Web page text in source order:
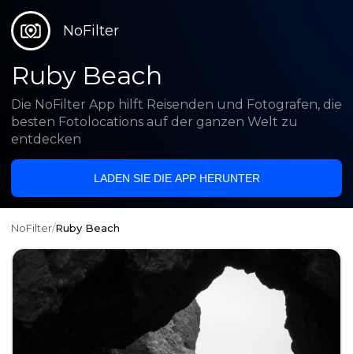
NoFilter
Ruby Beach
Die NoFilter App hilft Reisenden und Fotografen, die
besten Fotolocations auf der ganzen Welt zu
entdecken
LADEN SIE DIE APP HERUNTER
NoFilter/Ruby Beach